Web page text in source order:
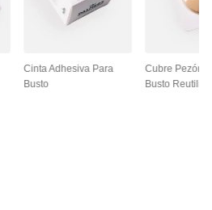
Cinta Adhesiva Para
Busto
Cubre Pezón
Busto